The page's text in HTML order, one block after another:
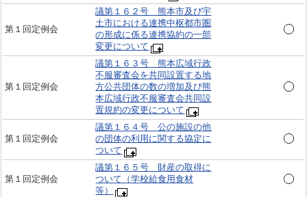
第１回定例会
議第１６２号 熊本市及び宇
土市における連携中枢都市圏
の形成に係る連携協約の一部
変更について
第１回定例会
議第１６３号 熊本広域行政
不服審査会を共同設置する地
方公共団体の数の増加及び熊
本広域行政不服審査会共同設
置規約の変更について
第１回定例会
議第１６４号 公の施設の他
の団体の利用に関する協定に
ついて
第１回定例会
議第１６５号 財産の取得に
ついて（学校給食用食材
等）